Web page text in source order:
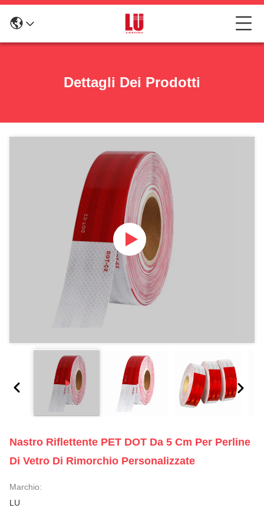
Dettagli Dei Prodotti
Nastro Riflettente PET DOT Da 5 Cm Per Perline
Di Vetro Di Rimorchio Personalizzate
Marchio:
LU